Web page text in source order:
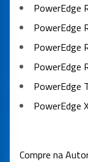
PowerEdge
PowerEdge
PowerEdge
PowerEdge
PowerEdge
PowerEdge
Compre na